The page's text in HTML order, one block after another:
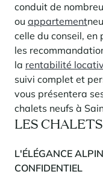
Besoin d'inspiration
Questions
Etude annuelle de
En savoir plus
Méribel Village
Morzine
Saint-Gervais
Saint-Martin-de-
Serre Chevalier
Tignes
Val d'Isère
Val Thorens
Le Kandahar
Résidence exclusive à
En savoir plus
Cimalpes vous
Estimez votre bien sans
En savoir plus
Rénover, réhabiliter,
Face à un parc
rénovation et la
pour investir en
montagne vivante,
usages.
Inspirations séjours
conduit de
ou appartement
celle du conseil,
les
la rentabilité
suivi complet et
vous présentera
chalets neufs à
LES
L'ÉLÉGANCE
CONFIDENTIEL